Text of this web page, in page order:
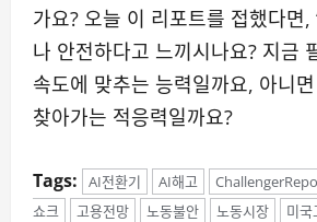
가요? 오늘 이 리포트를 접했다면,
나 안전하다고 느끼시나요? 지금
속도에 맞추는 능력일까요, 아니
찾아가는 적응력일까요?
Tags: AI전환기 AI해고
쇼크
고용전망 노동불안 노동시장 미국